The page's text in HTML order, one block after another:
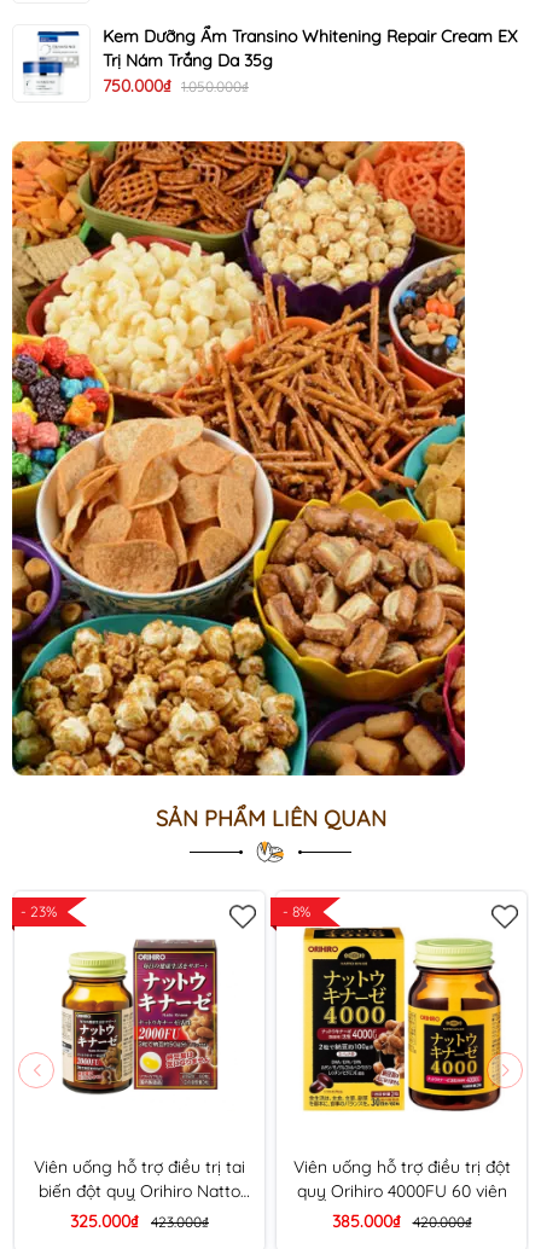
Kem Dưỡng Ẩm Transino Whitening Repair Cream EX
Trị Nám Trắng Da 35g
750.000₫ 1.050.000₫
SẢN PHẨM LIÊN QUAN
- 23%
Viên uống hỗ trợ điều trị tai
biến đột quỵ Orihiro Natto
Kinase 2000FU 60 viên
325.000₫ 423.000₫
- 8%
Viên uống hỗ trợ điều trị đột
quỵ Orihiro 4000FU 60 viên
385.000₫
420.000₫